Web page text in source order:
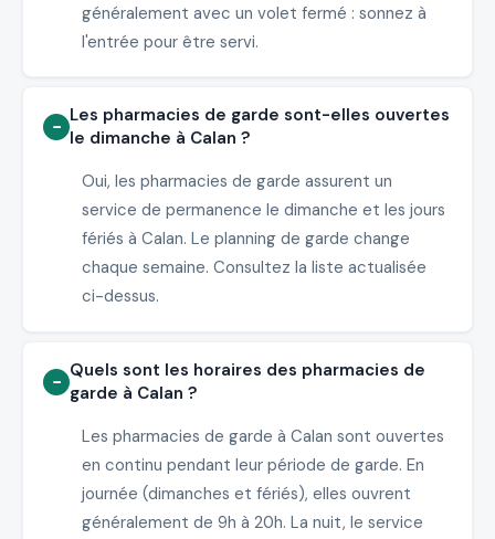
généralement avec un volet fermé : sonnez à
l'entrée pour être servi.
Les pharmacies de garde sont-elles ouvertes
le dimanche à Calan ?
Oui, les pharmacies de garde assurent un
service de permanence le dimanche et les jours
fériés à Calan. Le planning de garde change
chaque semaine. Consultez la liste actualisée
ci-dessus.
Quels sont les horaires des pharmacies de
garde à Calan ?
Les pharmacies de garde à Calan sont ouvertes
en continu pendant leur période de garde. En
journée (dimanches et fériés), elles ouvrent
généralement de 9h à 20h. La nuit, le service